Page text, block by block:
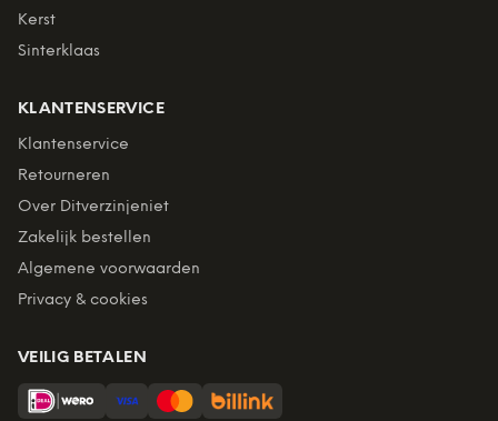
Kerst
Sinterklaas
KLANTENSERVICE
Klantenservice
Retourneren
Over Ditverzinjeniet
Zakelijk bestellen
Algemene voorwaarden
Privacy & cookies
VEILIG BETALEN